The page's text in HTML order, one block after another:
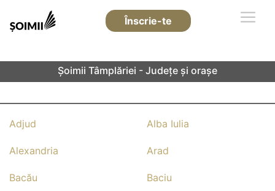
Înscrie-te
Șoimii Tâmplăriei - Județe și orașe
Adjud Alba Iulia
Alexandria Arad
Bacău Baciu